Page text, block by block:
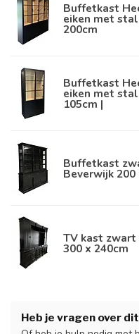
Buffetkast
eiken met
200cm
Buffetkast
eiken met
105cm |
Buffetkast
Beverwijk 200
TV kast
300 x 240cm
Heb je vragen over